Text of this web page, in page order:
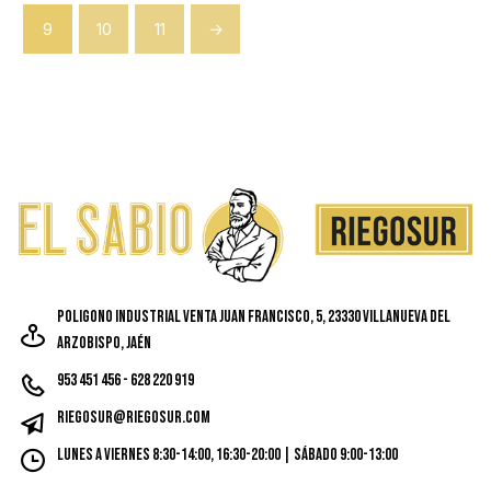
9 10 11 →
Poligono Industrial Venta Juan Francisco, 5, 23330 Villanueva del
Arzobispo, Jaén
953 451 456 - 628 220 919
riegosur@riegosur.com
Lunes a Viernes 8:30-14:00, 16:30-20:00 | Sábado 9:00-13:00